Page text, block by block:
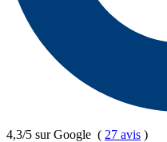
4,3/5 sur Google ( 27 avis )